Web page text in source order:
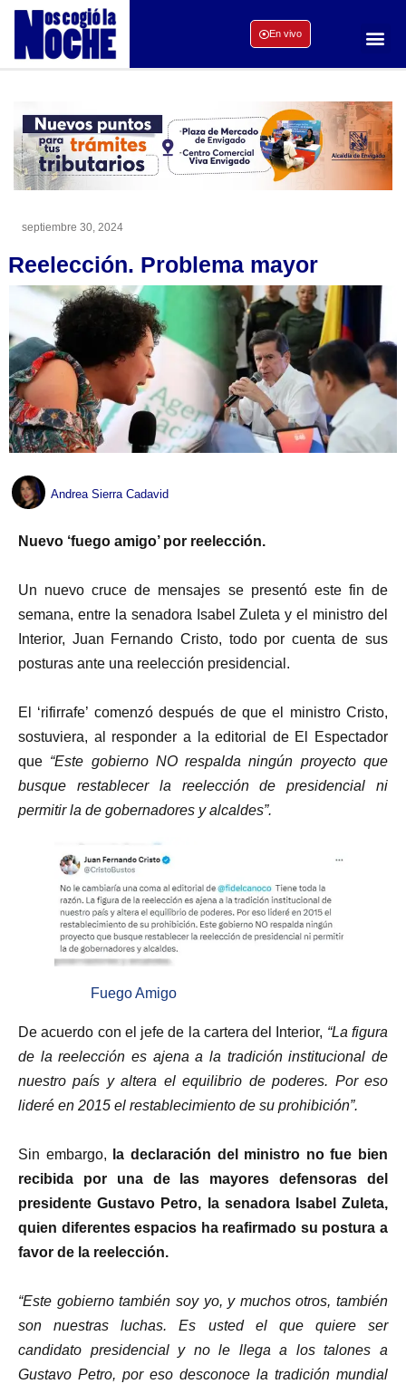
En vivo
septiembre 30, 2024
Reelección. Problema mayor
Andrea Sierra Cadavid
Nuevo ‘fuego amigo’ por reelección.
Un nuevo cruce de mensajes se presentó este fin de
semana, entre la senadora Isabel Zuleta y el ministro del
Interior, Juan Fernando Cristo, todo por cuenta de sus
posturas ante una reelección presidencial.
El ‘rifirrafe’ comenzó después de que el ministro Cristo,
sostuviera, al responder a la editorial de El Espectador
que “Este gobierno NO respalda ningún proyecto que
busque restablecer la reelección de presidencial ni
permitir la de gobernadores y alcaldes”.
Fuego Amigo
De acuerdo con el jefe de la cartera del Interior, “La figura
de la reelección es ajena a la tradición institucional de
nuestro país y altera el equilibrio de poderes. Por eso
lideré en 2015 el restablecimiento de su prohibición”.
Sin embargo,
la declaración del ministro no fue bien
recibida por una de las mayores defensoras del
presidente Gustavo Petro, la senadora Isabel Zuleta,
quien diferentes espacios ha reafirmado su postura a
favor de la reelección.
“Este gobierno también soy yo, y muchos otros, también
son nuestras luchas. Es usted el que quiere ser
candidato presidencial y no le llega a los talones a
Gustavo Petro, por eso desconoce la tradición mundial